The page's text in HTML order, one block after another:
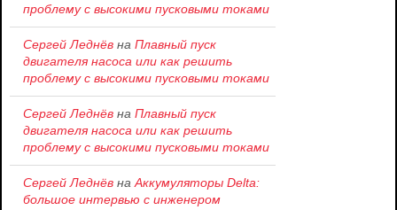
проблему c высокими пусковыми токами
Сергей Леднёв наПлавный пуск
двигателя насоса или как решить
проблему c высокими пусковыми токами
Сергей Леднёв наПлавный пуск
двигателя насоса или как решить
проблему c высокими пусковыми токами
Сергей Леднёв наАккумуляторы Delta:
большое интервью с инженером